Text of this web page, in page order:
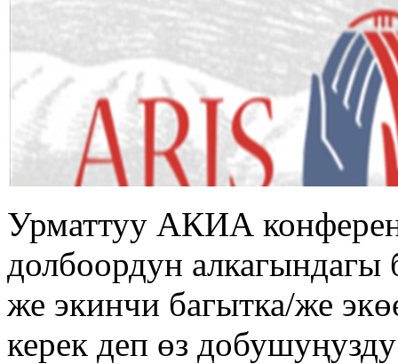
Урматтуу АКИА
долбоордун
же экинчи багытка/же
керек деп өз